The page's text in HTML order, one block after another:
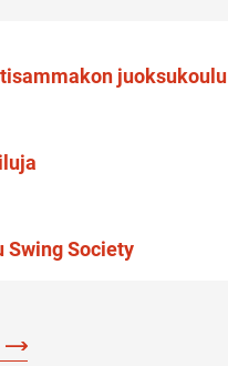
juoksukoulu
Swing Society